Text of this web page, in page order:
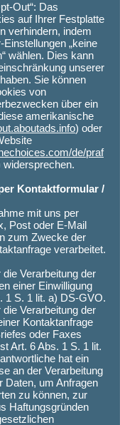
Out“: Das
auf Ihrer Festplatte
verhindern, indem
„keine
wählen. Dies kann
unserer
Sie können
von
über ein
amerikanische
) oder
de/praf
widersprechen.
Kontaktformular /
mit uns per
Post oder E-Mail
zum Zwecke der
verarbeitet.
Verarbeitung der
einer Einwilligung
1 S. 1 lit. a) DS-GVO.
Verarbeitung der
Kontaktanfrage
oder Faxes
Art. 6 Abs. 1 S. 1 lit.
hat ein
an der Verarbeitung
Daten, um Anfragen
zu können, zur
Haftungsgründen